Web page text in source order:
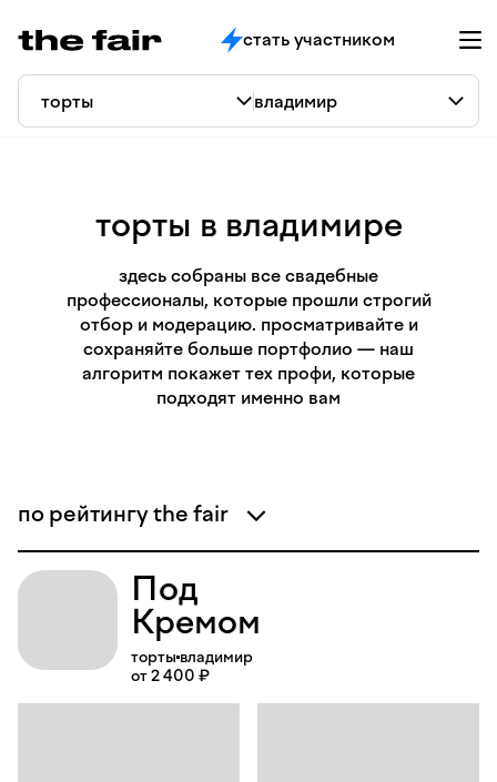
стать участником
торты в владимире
здесь собраны все свадебные
профессионалы, которые прошли строгий
отбор и модерацию. просматривайте и
сохраняйте больше портфолио — наш
алгоритм покажет тех профи, которые
подходят именно вам
по рейтингу the fair
Под
Кремом
торты владимир
от 2 400 ₽